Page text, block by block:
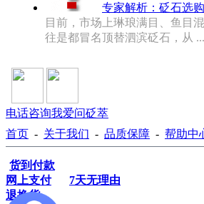
专家解析：砭石选
目前，市场上琳琅满目、鱼目
往是都冒名顶替泗滨砭石，从 ...
电话咨询我爱问砭萃
首页 - 关于我们 - 品质保障 - 帮助中
货到付款
网上支付
7天无理由
退换货